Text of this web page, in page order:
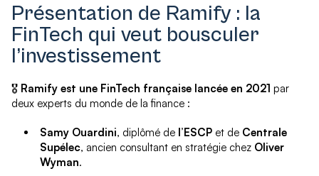
Présentation de Ramify : la
FinTech qui veut bousculer
l’investissement
🎖️ Ramify est une FinTech française lancée en 2021 par
deux experts du monde de la finance :
Samy Ouardini, diplômé de l’ESCP et de Centrale
Supélec, ancien consultant en stratégie chez Oliver
Wyman.